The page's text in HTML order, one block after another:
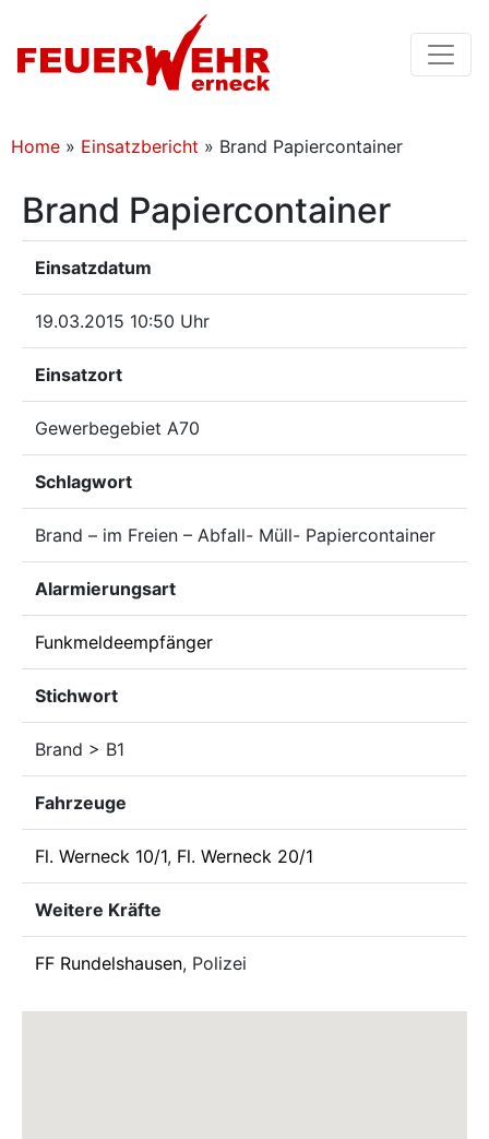
Home » Einsatzbericht » Brand Papiercontainer
Brand Papiercontainer
Einsatzdatum
19.03.2015 10:50 Uhr
Einsatzort
Gewerbegebiet A70
Schlagwort
Brand – im Freien – Abfall- Müll- Papiercontainer
Alarmierungsart
Funkmeldeempfänger
Stichwort
Brand > B1
Fahrzeuge
Fl. Werneck 10/1, Fl. Werneck 20/1
Weitere Kräfte
FF Rundelshausen, Polizei